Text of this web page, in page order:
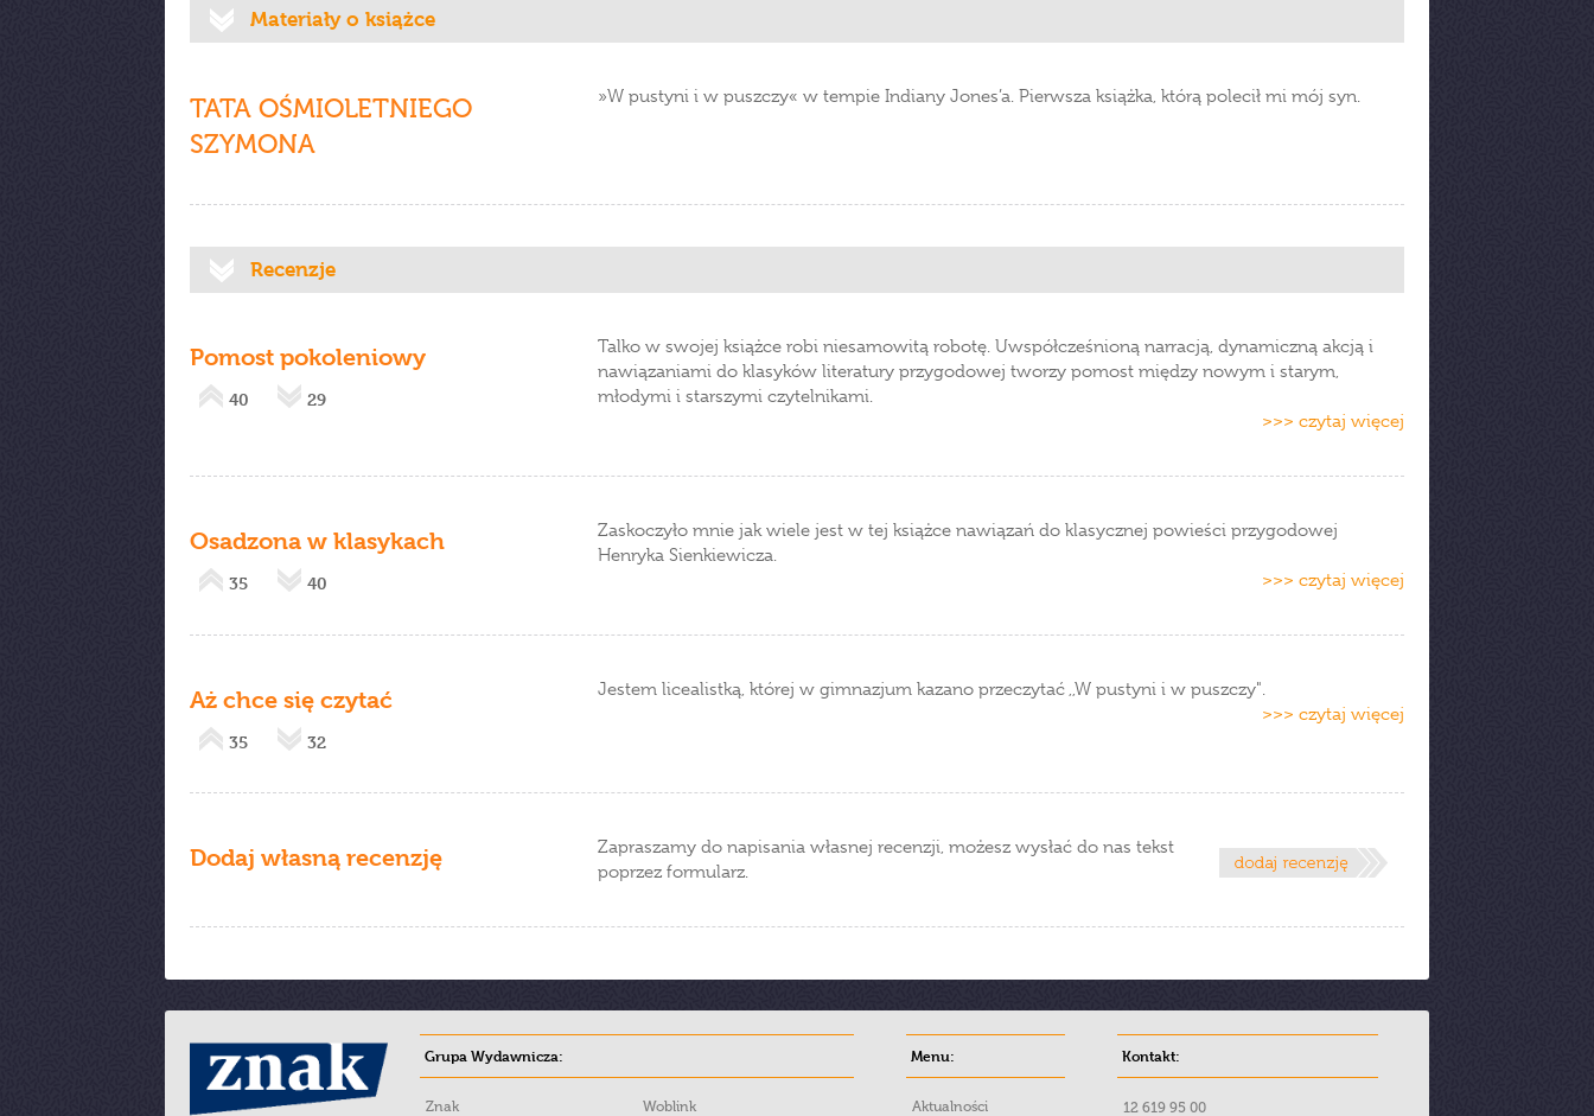
Materiały o książce
TATA OŚMIOLETNIEGO
SZYMONA
»W pustyni i w puszczy« w tempie Indiany Jones’a. Pierwsza książka, którą polecił mi mój syn.
Recenzje
Pomost pokoleniowy
40 29
Talko w swojej książce robi niesamowitą robotę. Uwspółcześnioną narracją, dynamiczną akcją i
nawiązaniami do klasyków literatury przygodowej tworzy pomost między nowym i starym,
młodymi i starszymi czytelnikami.
>>> czytaj więcej
Osadzona w klasykach
35 40
Zaskoczyło mnie jak wiele jest w tej książce nawiązań do klasycznej powieści przygodowej
Henryka Sienkiewicza.
>>> czytaj więcej
Aż chce się czytać
35 32
Jestem licealistką, której w gimnazjum kazano przeczytać ,,W pustyni i w puszczy".
>>> czytaj więcej
Dodaj własną recenzję
Zapraszamy do napisania własnej recenzji, możesz wysłać do nas tekst
poprzez formularz.
Grupa Wydawnicza:
Znak Woblink
Menu:
Aktualności
Kontakt:
12 619 95 00